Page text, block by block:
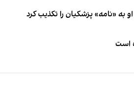
«نامه» پزشکیان را تکذیب کرد
است